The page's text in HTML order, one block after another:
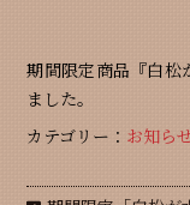
期間限定商品『白松
ました。
カテゴリー： お知ら